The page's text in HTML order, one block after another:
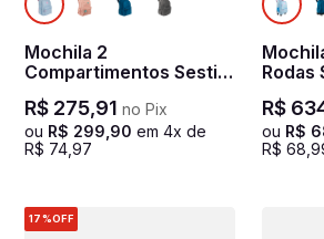
Mochila 2
Compartimentos Sestini
College Hydroblock Sky
- Azul
R$ 275,91 no Pix
ou R$ 299 90 em 4x de
R$ 74 97
Rodas
R$
ou R$
R$ 68
17%OFF